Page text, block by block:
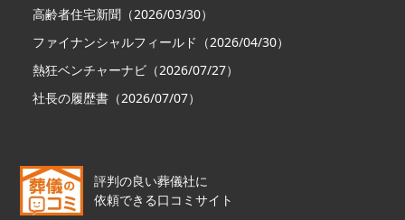
高齢者住宅新聞（2026/03/30）
ファイナンシャルフィールド（2026/04/30）
熱狂ベンチャーナビ（2026/07/27）
社長の履歴書（2026/07/07）
評判の良い葬儀社に
依頼できる口コミサイト